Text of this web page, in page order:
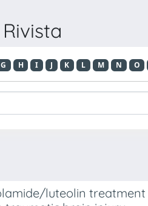
G H I J K L M N O
luteolin